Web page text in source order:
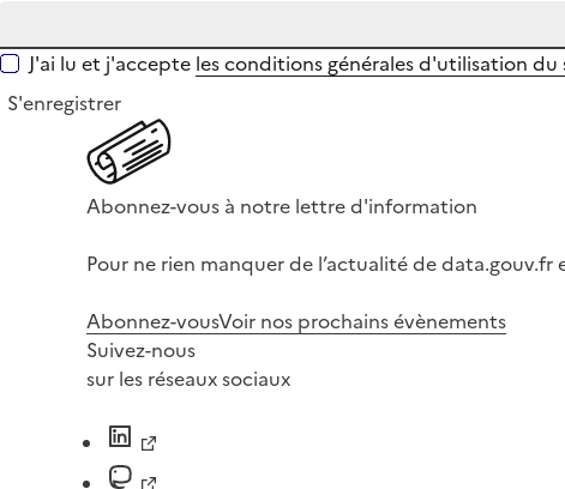
J'ai lu et j'accepte les conditions générales d'utilisation du
S'enregistrer
Abonnez-vous à notre lettre d'information
Pour ne rien manquer de l’actualité de
Abonnez-vousVoir nos prochains évènements
Suivez-nous
sur les réseaux sociaux